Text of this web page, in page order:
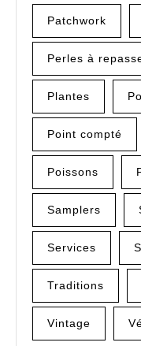
Patchwork
Perles à
Plantes
Point compté
Poissons
Samplers
Services
Traditions
Vintage